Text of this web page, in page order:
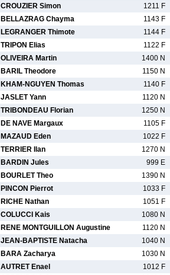
CROUZIER Simon
1211 F
BELLAZRAG Chayma
1143 F
LEGRANGER Thimote
1144 F
TRIPON Elias
1122 F
OLIVEIRA Martin
1400 N
BARIL Theodore
1150 N
KHAM-NGUYEN Thomas
1140 F
JASLET Yann
1120 N
TRIBONDEAU Florian
1250 N
DE NAVE Margaux
1105 F
MAZAUD Eden
1022 F
TERRIER Ilan
1270 N
BARDIN Jules
999 E
BOURLET Theo
1390 N
PINCON Pierrot
1033 F
RICHE Nathan
1051 F
COLUCCI Kais
1080 N
RENE MONTGUILLON Augustine
1120 N
JEAN-BAPTISTE Natacha
1040 N
BARA Zacharya
1030 N
AUTRET Enael
1012 F